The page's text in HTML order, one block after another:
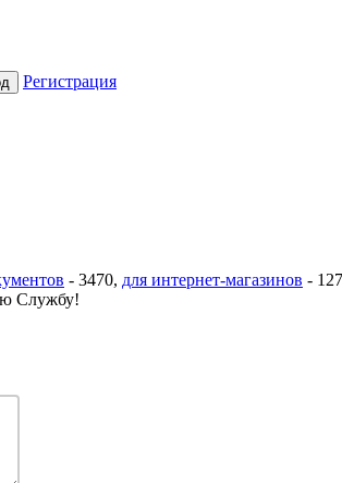
Регистрация
- 3470, для интернет-магазинов -
Службу!